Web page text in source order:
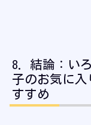
結論：い
子のお気に
すすめ